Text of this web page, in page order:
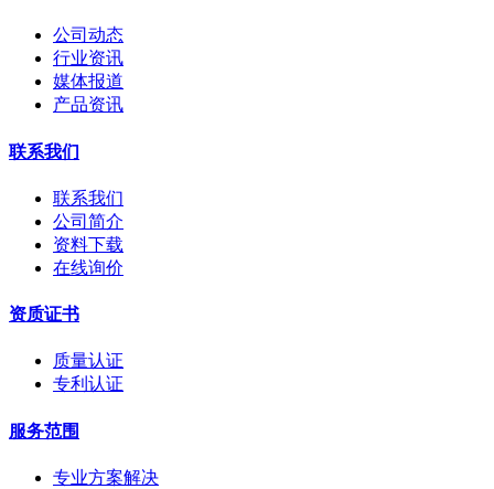
公司动态
行业资讯
媒体报道
产品资讯
联系我们
联系我们
公司简介
资料下载
在线询价
资质证书
质量认证
专利认证
服务范围
专业方案解决